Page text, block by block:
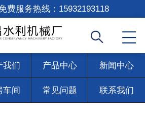
费服务热线： 15932193118
我们 产品中心 新闻中心
车间 常见问题 联系我们